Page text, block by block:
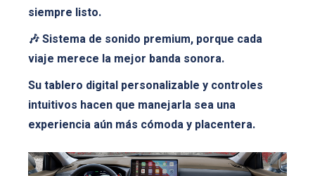
siempre listo.
🎶 Sistema de sonido premium, porque cada
viaje merece la mejor banda sonora.
Su tablero digital personalizable y controles
intuitivos hacen que manejarla sea una
experiencia aún más cómoda y placentera.